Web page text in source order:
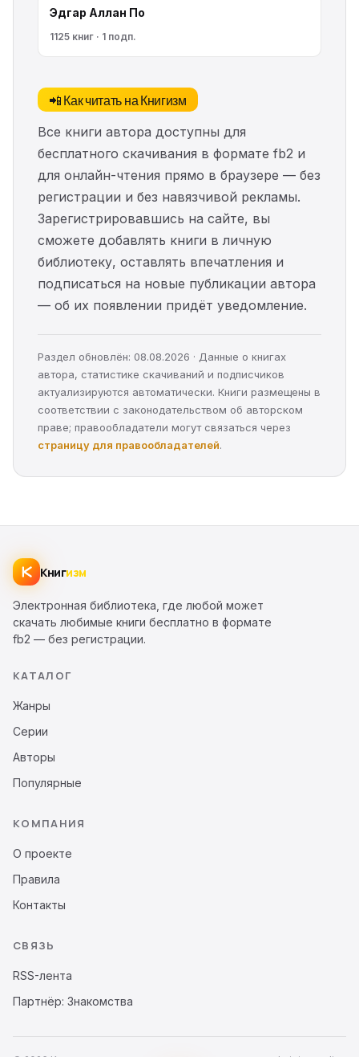
Эдгар Аллан По
1125 книг · 1 подп.
📲 Как читать на Книгизм
Все книги автора доступны для
бесплатного скачивания в формате fb2 и
для онлайн-чтения прямо в браузере — без
регистрации и без навязчивой рекламы.
Зарегистрировавшись на сайте, вы
сможете добавлять книги в личную
библиотеку, оставлять впечатления и
подписаться на новые публикации автора
— об их появлении придёт уведомление.
Раздел обновлён: 08.08.2026 · Данные о книгах
автора, статистике скачиваний и подписчиков
актуализируются автоматически. Книги размещены в
соответствии с законодательством об авторском
праве; правообладатели могут связаться через
страницу для правообладателей.
Книгизм
Электронная библиотека, где любой может
скачать любимые книги бесплатно в формате
fb2 — без регистрации.
КАТАЛОГ
Жанры
Серии
Авторы
Популярные
КОМПАНИЯ
О проекте
Правила
Контакты
СВЯЗЬ
RSS-лента
Партнёр: Знакомства